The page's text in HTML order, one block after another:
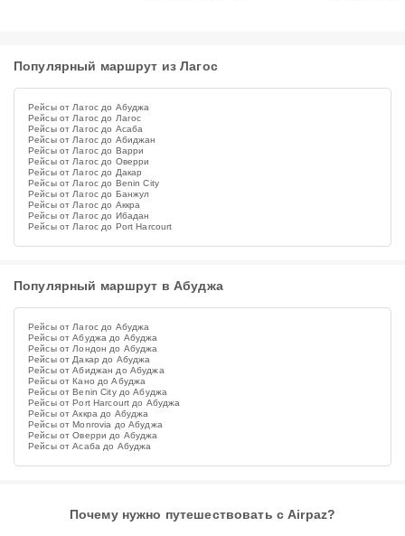
Популярный маршрут из Лагос
Рейсы от Лагос до Абуджа
Рейсы от Лагос до Лагос
Рейсы от Лагос до Асаба
Рейсы от Лагос до Абиджан
Рейсы от Лагос до Варри
Рейсы от Лагос до Оверри
Рейсы от Лагос до Дакар
Рейсы от Лагос до Benin City
Рейсы от Лагос до Банжул
Рейсы от Лагос до Аккра
Рейсы от Лагос до Ибадан
Рейсы от Лагос до Port Harcourt
Популярный маршрут в Абуджа
Рейсы от Лагос до Абуджа
Рейсы от Абуджа до Абуджа
Рейсы от Лондон до Абуджа
Рейсы от Дакар до Абуджа
Рейсы от Абиджан до Абуджа
Рейсы от Кано до Абуджа
Рейсы от Benin City до Абуджа
Рейсы от Port Harcourt до Абуджа
Рейсы от Аккра до Абуджа
Рейсы от Monrovia до Абуджа
Рейсы от Оверри до Абуджа
Рейсы от Асаба до Абуджа
Почему нужно путешествовать с Airpaz?